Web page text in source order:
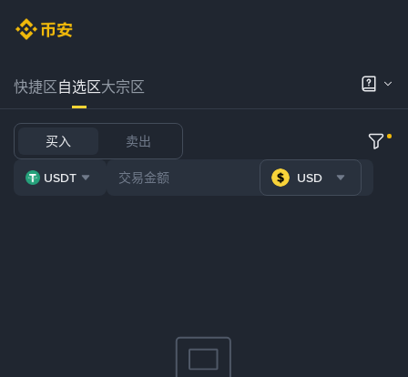
快捷区自选区大宗区
买入 卖出
USDT USD